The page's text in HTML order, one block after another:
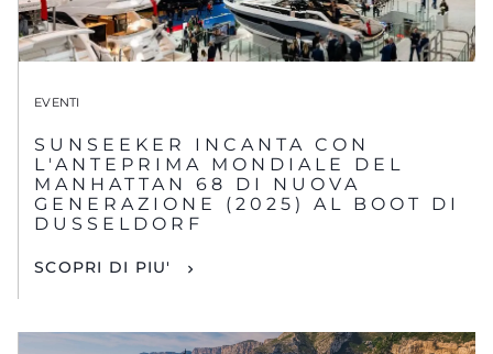
EVENTI
SUNSEEKER INCANTA CON
L'ANTEPRIMA MONDIALE DEL
MANHATTAN 68 DI NUOVA
GENERAZIONE (2025) AL BOOT DI
DUSSELDORF
SCOPRI DI PIU'